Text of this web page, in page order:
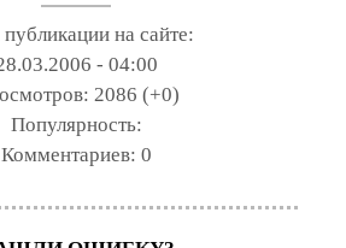
публикации на сайте:
- 04:00
2086 (+0)
Популярность:
Комментариев: 0